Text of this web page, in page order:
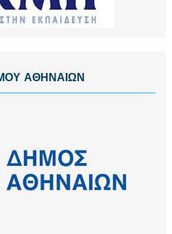
ΑΘΗΝΑΙΩΝ